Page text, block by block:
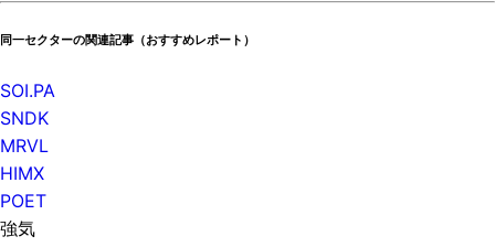
同一セクターの関連記事（おすすめレポート）
SOI.PA
SNDK
MRVL
HIMX
POET
強気